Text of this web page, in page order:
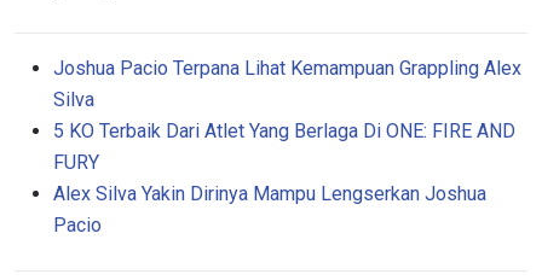
Joshua Pacio Terpana Lihat Kemampuan Grappling Alex
Silva
5 KO Terbaik Dari Atlet Yang Berlaga Di ONE: FIRE AND
FURY
Alex Silva Yakin Dirinya Mampu Lengserkan Joshua
Pacio